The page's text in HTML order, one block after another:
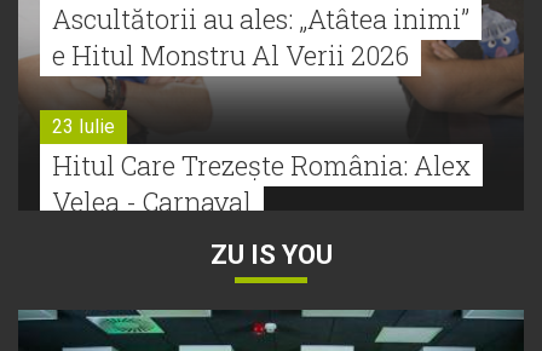
Ascultătorii au ales: „Atâtea inimi”
e Hitul Monstru Al Verii 2026
23 Iulie
Hitul Care Trezește România: Alex
Velea - Carnaval
Bătălie strânsă la Hitul Monstru Al
ZU IS YOU